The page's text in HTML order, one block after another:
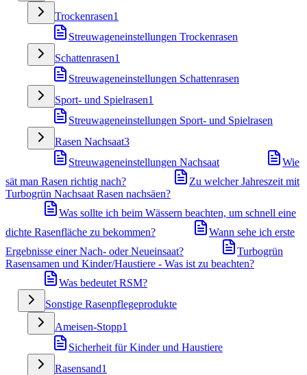
Trockenrasen1
Streuwageneinstellungen Trockenrasen
Schattenrasen1
Streuwageneinstellungen Schattenrasen
Sport- und Spielrasen1
Streuwageneinstellungen Sport- und Spielrasen
Rasen Nachsaat3
Streuwageneinstellungen Nachsaat
Wie
sät man Rasen richtig nach?
Zu welcher Jahreszeit mit
Turbogrün Nachsaat Rasen nachsäen?
Was sollte ich beim Wässern beachten, um schnell eine
dichte Rasenfläche zu bekommen?
Wann sehe ich erste
Ergebnisse einer Nach- oder Neueinsaat?
Turbogrün
Rasensamen und Kinder/Haustiere - Was ist zu beachten?
Was bedeutet RSM?
Sonstige Rasenpflegeprodukte
Ameisen-Stopp1
Sicherheit für Kinder und Haustiere
Rasensand1